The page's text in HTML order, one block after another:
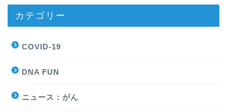
カテゴリー
COVID-19
DNA FUN
ニュース：がん